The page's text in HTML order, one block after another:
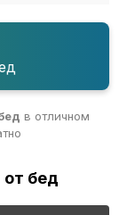
в отличном
от бед